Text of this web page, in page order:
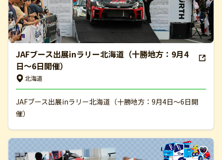
JAFブース出展inラリー北海道（十勝地方：9月4
日～6日開催）
北海道
JAFブース出展inラリー北海道（十勝地方：9月4日～6日開
催）